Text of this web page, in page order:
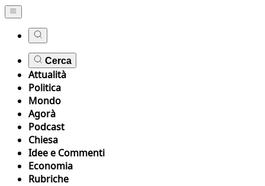
Cerca
Attualità
Politica
Mondo
Agorà
Podcast
Chiesa
Idee e Commenti
Economia
Rubriche